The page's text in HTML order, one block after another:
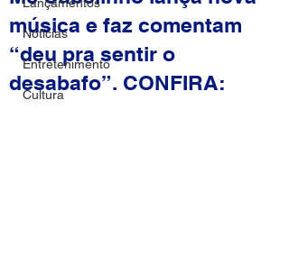
Notícias
Entretenimento
Cultura
música e faz comentam
“deu pra sentir o
desabafo”. CONFIRA: